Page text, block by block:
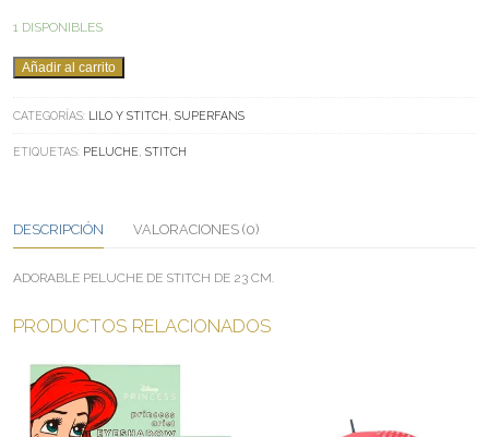
1 DISPONIBLES
PELUCHE
STITCH
Añadir al carrito
CATEGORÍAS: LILO Y STITCH, SUPERFANS
ETIQUETAS: PELUCHE, STITCH
DESCRIPCIÓN VALORACIONES (0)
ADORABLE PELUCHE DE STITCH DE 23 CM.
PRODUCTOS RELACIONADOS